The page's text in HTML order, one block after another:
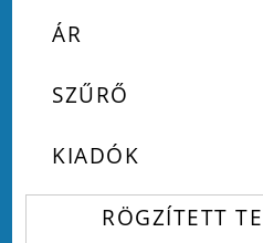
ÁR
SZŰRŐ
KIADÓK
RÖGZÍTETT